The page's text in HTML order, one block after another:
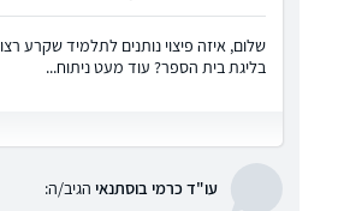
שלום, איזה פיצוי נותנים לתלמיד שקרע
בליגת בית הספר? עוד מעט ניתוח...
עו"ד כרמי בוסתנאי הגיב/ה: